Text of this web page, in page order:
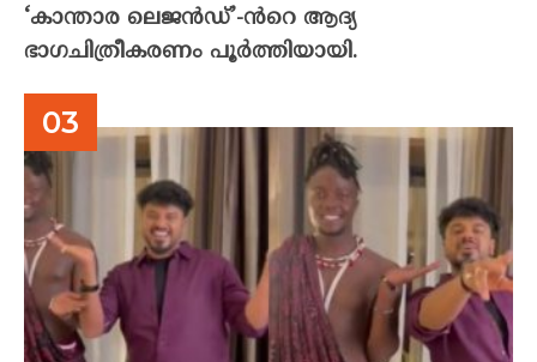
‘കാന്താര ലെജൻഡ്’-ൻറെ ആദ്യ
ഭാഗചിത്രീകരണം പൂർത്തിയായി.